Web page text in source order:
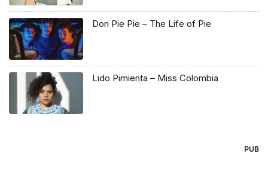
Don Pie Pie – The Life of Pie
Lido Pimienta – Miss Colombia
PUB